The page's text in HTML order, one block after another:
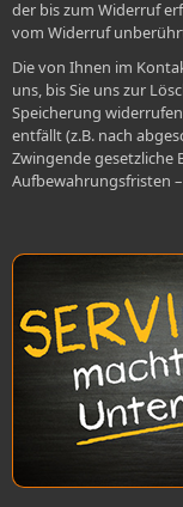
der bis zum Widerruf
vom Widerruf
Die von Ihnen im
uns, bis Sie uns zur
Speicherung
entfällt (z.B. nach
Zwingende gesetzliche
Aufbewahrungsfristen